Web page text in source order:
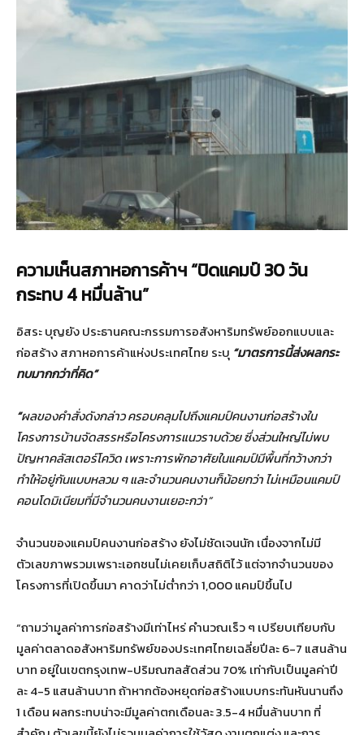
ความเห็นสภาหอการค้าฯ “ปิดแคมป์ 30 วัน
กระทบ 4 หมื่นล้าน”
อิสระ บุญยัง ประธานคณะกรรมการอสังหาริมทรัพย์ออกแบบและ
ก่อสร้าง สภาหอการค้าแห่งประเทศไทย ระบุ “มาตรการนี้ส่งผลกระ
ทบมากกว่าที่คิด”
“ผลของคำสั่งดังกล่าว ครอบคลุมไปถึงแคมป์คนงานก่อสร้างใน
โครงการบ้านจัดสรรหรือโครงการแนวราบด้วย ซึ่งส่วนใหญ่ไม่พบ
ปัญหาคลัสเตอร์โควิด เพราะการพักอาศัยในแคมป์มีพื้นที่กว้างกว่า
ทำให้อยู่กันแบบหลวม ๆ และจำนวนคนงานก็น้อยกว่า ไม่เหมือนแคมป์
คอนโดมิเนียมที่มีจำนวนคนงานเยอะกว่า”
จำนวนของแคมป์คนงานก่อสร้าง ยังไม่ชัดเจนนัก เนื่องจากไม่มี
ตัวเลขภาพรวมเพราะเอกชนไม่เคยเก็บสถิติไว้ แต่จากจำนวนของ
โครงการที่เปิดขึ้นมา คาดว่าไม่ต่ำกว่า 1,000 แคมป์ขึ้นไป
“ถามว่ามูลค่าการก่อสร้างมีเท่าไหร่ คำนวณเร็ว ๆ เปรียบเทียบกับ
มูลค่าตลาดอสังหาริมทรัพย์ของประเทศไทยเฉลี่ยปีละ 6-7 แสนล้าน
บาท อยู่ในเขตกรุงเทพ-ปริมณฑลสัดส่วน 70% เท่ากับเป็นมูลค่าปี
ละ 4-5 แสนล้านบาท ถ้าหากต้องหยุดก่อสร้างแบบกระทันหันนานถึง
1 เดือน ผลกระทบน่าจะมีมูลค่าตกเดือนละ 3.5-4 หมื่นล้านบาท ที่